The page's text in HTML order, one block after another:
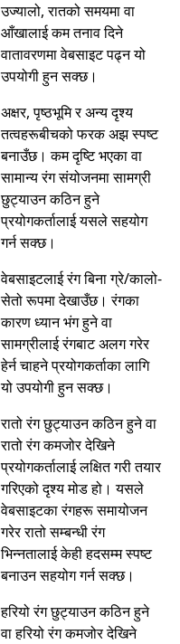
उज्यालो, रातको समयमा वा
आँखालाई कम तनाव दिने
वातावरणमा वेबसाइट पढ्न यो
उपयोगी हुन सक्छ।
अक्षर, पृष्ठभूमि र अन्य दृश्य
तत्वहरूबीचको फरक अझ स्पष्ट
बनाउँछ। कम दृष्टि भएका वा
सामान्य रंग संयोजनमा सामग्री
छुट्याउन कठिन हुने
प्रयोगकर्तालाई यसले सहयोग
गर्न सक्छ।
वेबसाइटलाई रंग बिना ग्रे/कालो-
सेतो रूपमा देखाउँछ। रंगका
कारण ध्यान भंग हुने वा
सामग्रीलाई रंगबाट अलग गरेर
हेर्न चाहने प्रयोगकर्ताका लागि
यो उपयोगी हुन सक्छ।
रातो रंग छुट्याउन कठिन हुने वा
रातो रंग कमजोर देखिने
प्रयोगकर्तालाई लक्षित गरी तयार
गरिएको दृश्य मोड हो। यसले
वेबसाइटका रंगहरू समायोजन
गरेर रातो सम्बन्धी रंग
भिन्नतालाई केही हदसम्म स्पष्ट
बनाउन सहयोग गर्न सक्छ।
हरियो रंग छुट्याउन कठिन हुने
वा हरियो रंग कमजोर देखिने